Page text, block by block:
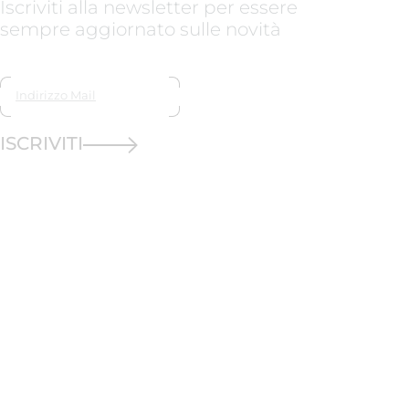
Iscriviti alla newsletter per essere
sempre aggiornato sulle novità
ISCRIVITI